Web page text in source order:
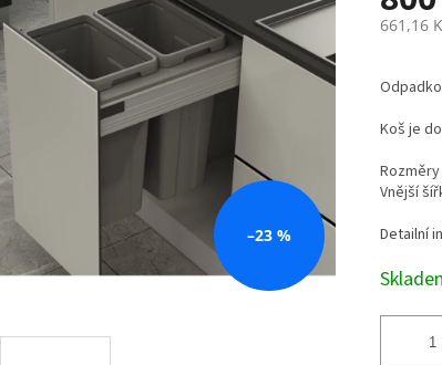
–23 %
661,16
cena:
Koš je
Rozměry
Vnější
Detailní